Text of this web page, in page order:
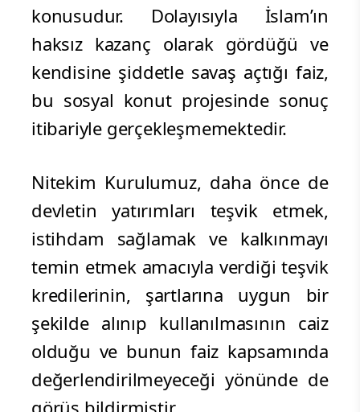
konusudur. Dolayısıyla İslam’ın
haksız kazanç olarak gördüğü ve
kendisine şiddetle savaş açtığı faiz,
bu sosyal konut projesinde sonuç
itibariyle gerçekleşmemektedir.
Nitekim Kurulumuz, daha önce de
devletin yatırımları teşvik etmek,
istihdam sağlamak ve kalkınmayı
temin etmek amacıyla verdiği teşvik
kredilerinin, şartlarına uygun bir
şekilde alınıp kullanılmasının caiz
olduğu ve bunun faiz kapsamında
değerlendirilmeyeceği yönünde de